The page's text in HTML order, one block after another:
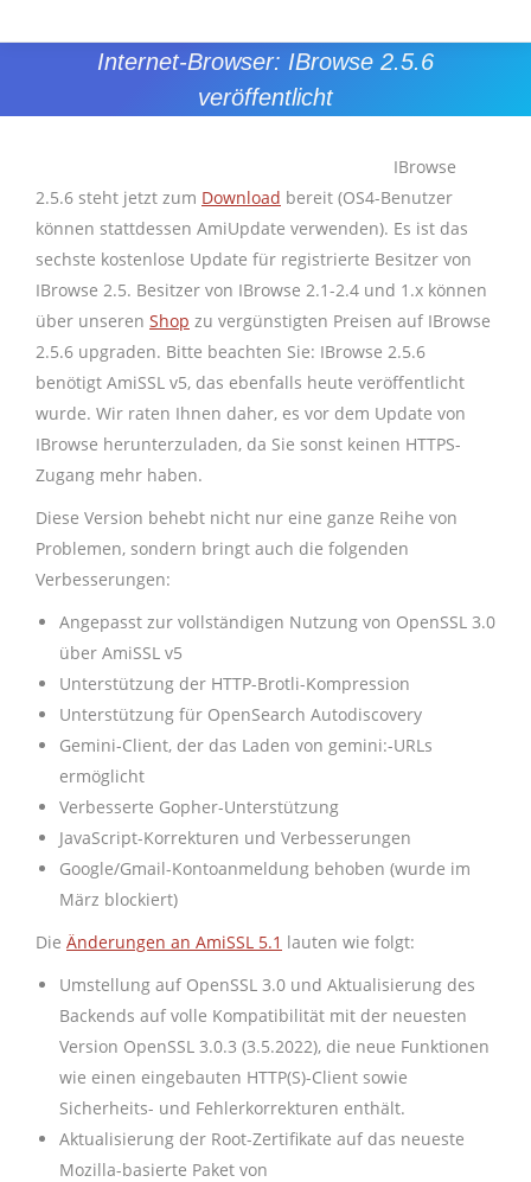
Internet-Browser: IBrowse 2.5.6
veröffentlicht
IBrowse
2.5.6 steht jetzt zum Download bereit (OS4-Benutzer
können stattdessen AmiUpdate verwenden). Es ist das
sechste kostenlose Update für registrierte Besitzer von
IBrowse 2.5. Besitzer von IBrowse 2.1-2.4 und 1.x können
über unseren Shop zu vergünstigten Preisen auf IBrowse
2.5.6 upgraden. Bitte beachten Sie: IBrowse 2.5.6
benötigt AmiSSL v5, das ebenfalls heute veröffentlicht
wurde. Wir raten Ihnen daher, es vor dem Update von
IBrowse herunterzuladen, da Sie sonst keinen HTTPS-
Zugang mehr haben.
Diese Version behebt nicht nur eine ganze Reihe von
Problemen, sondern bringt auch die folgenden
Verbesserungen:
Angepasst zur vollständigen Nutzung von OpenSSL 3.0
über AmiSSL v5
Unterstützung der HTTP-Brotli-Kompression
Unterstützung für OpenSearch Autodiscovery
Gemini-Client, der das Laden von gemini:-URLs
ermöglicht
Verbesserte Gopher-Unterstützung
JavaScript-Korrekturen und Verbesserungen
Google/Gmail-Kontoanmeldung behoben (wurde im
März blockiert)
Die Änderungen an AmiSSL 5.1 lauten wie folgt:
Umstellung auf OpenSSL 3.0 und Aktualisierung des
Backends auf volle Kompatibilität mit der neuesten
Version OpenSSL 3.0.3 (3.5.2022), die neue Funktionen
wie einen eingebauten HTTP(S)-Client sowie
Sicherheits- und Fehlerkorrekturen enthält.
Aktualisierung der Root-Zertifikate auf das neueste
Mozilla-basierte Paket von